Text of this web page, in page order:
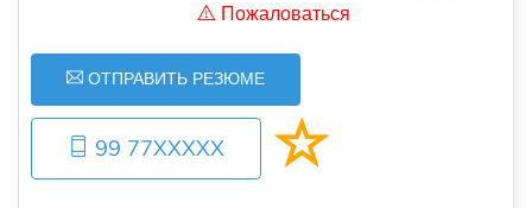
Пожаловаться
ОТПРАВИТЬ РЕЗЮМЕ
99 77XXXXX